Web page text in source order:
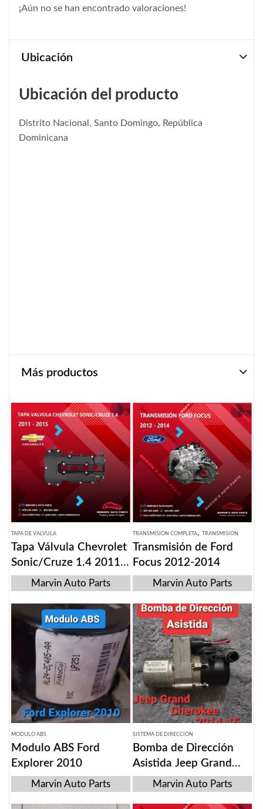
¡Aún no se han encontrado valoraciones!
Ubicación
Ubicación del producto
Distrito Nacional, Santo Domingo, República
Dominicana
Más productos
TAPA DE VALVULA
Tapa Válvula Chevrolet
Sonic/Cruze 1.4 2011-
2015Marvin Auto Parts
TRANSMISION COMPLETA, TRANSMISION
Transmisión de Ford
Focus 2012-2014
Marvin Auto Parts
MODULO ABS
Modulo ABS Ford
Explorer 2010
Marvin Auto Parts
SISTEMA DE DIRECCION
Bomba de Dirección
Asistida Jeep Grand
Cherokee 2014-2015
Marvin Auto Parts